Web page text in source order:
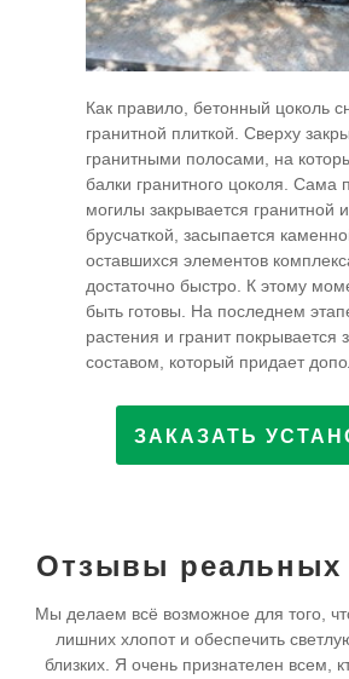
Как правило, бетонный цоколь
гранитной плиткой. Сверху
гранитными полосами, на
балки гранитного цоколя. Сама
могилы закрывается гранитной
брусчаткой, засыпается
оставшихся элементов
достаточно быстро. К этому
быть готовы. На последнем
растения и гранит покрывается
составом, который придает
ЗАКАЗАТЬ
Отзывы реальных
Мы делаем всё возможное для того,
лишних хлопот и обеспечить
близких. Я очень признателен всем,